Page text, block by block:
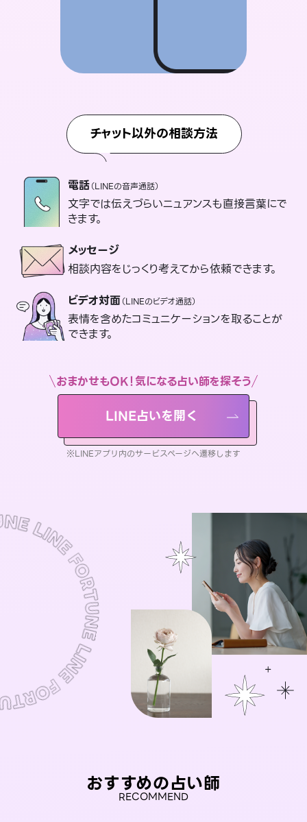
チャット以外の相談方法
電話（LINEの音声通話）
文字では伝えづらいニュアンスも直接言葉にで
きます。
メッセージ
相談内容をじっくり考えてから依頼できます。
ビデオ対面（LINEのビデオ通話）
表情を含めたコミュニケーションを取ることが
できます。
おまかせもOK！気になる占い師を探そう
LINE占いを開く
※LINEアプリ内のサービスページへ遷移します
おすすめの占い師
RECOMMEND